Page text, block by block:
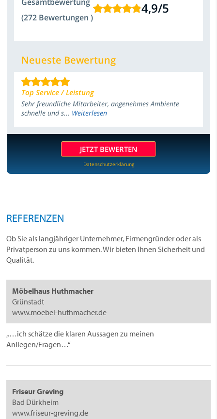
Gesamtbewertung
(272 Bewertungen )
4,9/5
Neueste Bewertung
Top Service / Leistung
Sehr freundliche Mitarbeiter, angenehmes Ambiente
schnelle und s... Weiterlesen
JETZT BEWERTEN
Datenschutzerklärung
REFERENZEN
Ob Sie als langjähriger Unternehmer, Firmengründer oder als
Privatperson zu uns kommen. Wir bieten Ihnen Sicherheit und
Qualität.
Möbelhaus Huthmacher
Grünstadt
www.moebel-huthmacher.de
„…ich schätze die klaren Aussagen zu meinen
Anliegen/Fragen…“
Friseur Greving
Bad Dürkheim
www.friseur-greving.de